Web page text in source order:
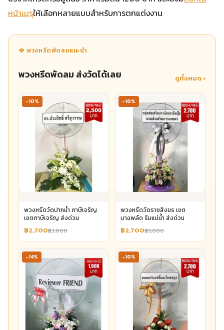
หน้าเมรุให้เลือกหลายแบบสำหรับการตกแต่งงาน
🪭 พวงหรีดพัดลมแนะนำ
พวงหรีดพัดลม ส่งวัดได้เลย ดูทั้งหมด ›
-10%
พวงหรีดวัดปากน้ำ ภาษีเจริญ
เขตภาษีเจริญ ส่งด่วน
฿2,700฿3,000
-10%
พวงหรีดวัดราชสิงขร เขต
บางพลัด ริมแม่น้ำ ส่งด่วน
฿2,700฿3,000
-14% -10%